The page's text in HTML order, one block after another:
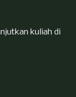
kuliah di